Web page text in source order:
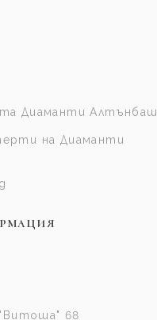
Диаманти Алтънбаш
на Диаманти
68